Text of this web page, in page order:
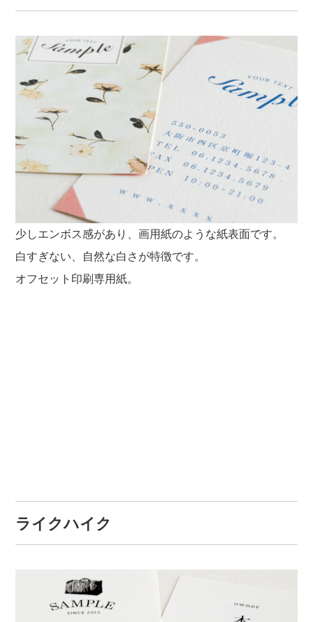
少しエンボス感があり、画用紙のような紙表面です。
白すぎない、自然な白さが特徴です。
オフセット印刷専用紙。
ライクハイク